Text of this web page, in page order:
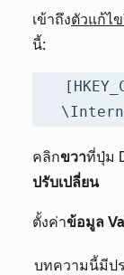
เข้าถึงตัวแก้ไ
นี้:
คลิกขวาที่ปุ่ม
ปรับเปลี่ยน
ตั้งค่าข้อมูล
บทความนี้มีป